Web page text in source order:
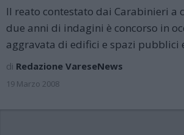
Il reato contestato dai Carabinieri a
due anni di indagini è concorso in
aggravata di edifici e spazi pubblici
di Redazione VareseNews
19 Marzo 2008